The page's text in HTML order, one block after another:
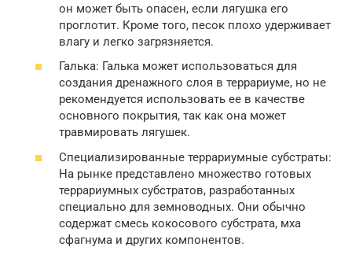
он может быть опасен, если лягушка его
проглотит. Кроме того, песок плохо удерживает
влагу и легко загрязняется.
Галька: Галька может использоваться для
создания дренажного слоя в террариуме, но не
рекомендуется использовать ее в качестве
основного покрытия, так как она может
травмировать лягушек.
Специализированные террариумные субстраты:
На рынке представлено множество готовых
террариумных субстратов, разработанных
специально для земноводных. Они обычно
содержат смесь кокосового субстрата, мха
сфагнума и других компонентов.